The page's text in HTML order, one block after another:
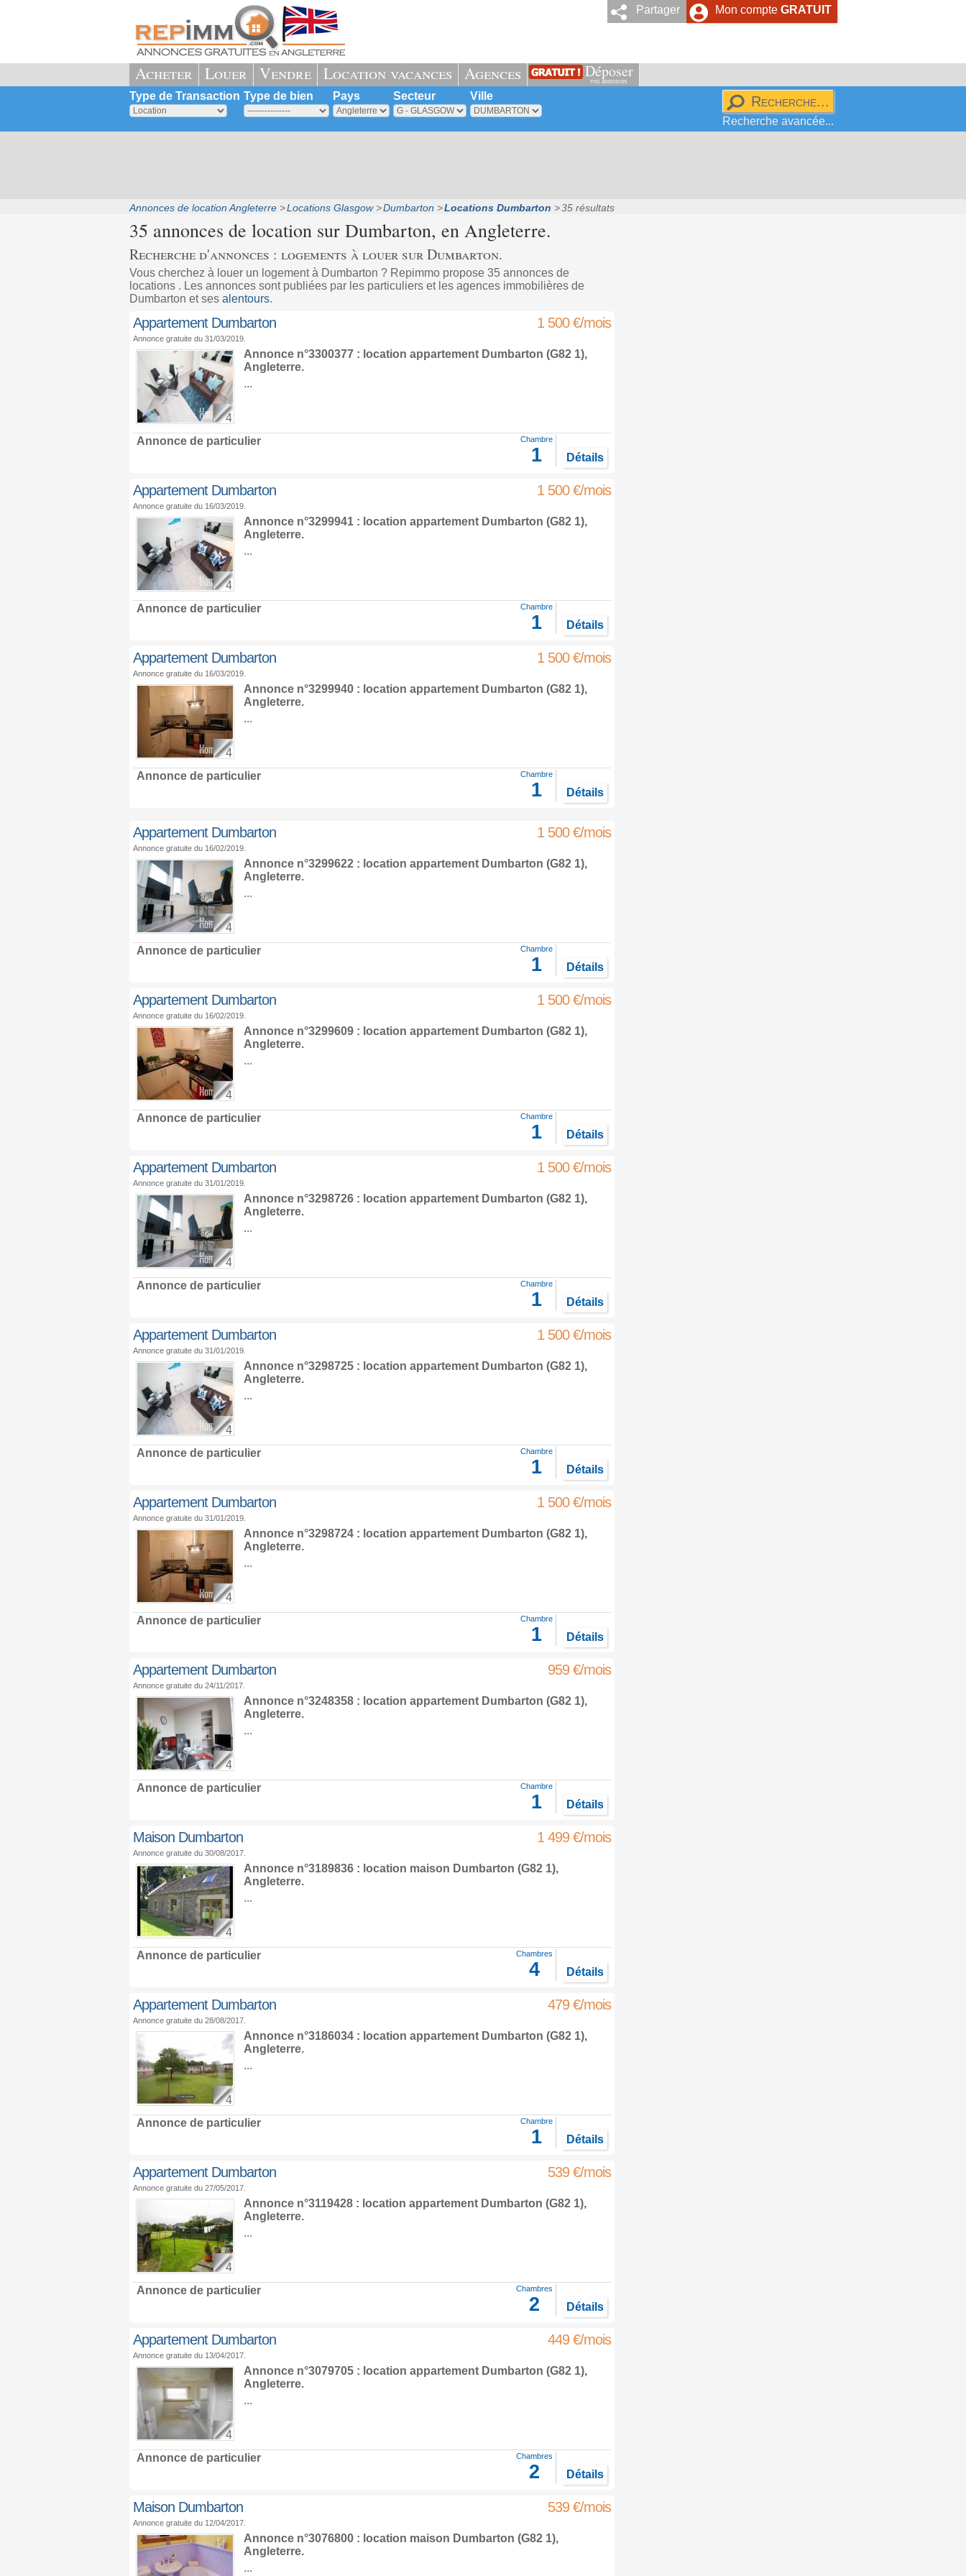
Mon compte GRATUIT
Partager
Acheter Louer Vendre Location vacances Agences Déposer
vos annonces
Type de Transaction Type de bien Pays Secteur Ville
Recherche avancée...
Annonces de location Angleterre Locations Glasgow Dumbarton Locations Dumbarton 35 résultats
35 annonces de location sur Dumbarton, en Angleterre.
Recherche d'annonces : logements à louer sur Dumbarton.
Vous cherchez à louer un logement à Dumbarton ? Repimmo propose 35 annonces de
locations . Les annonces sont publiées par les particuliers et les agences immobilières de
Dumbarton et ses alentours.
Appartement Dumbarton 1 500 €/mois
Annonce gratuite du 31/03/2019.
4
Annonce n°3300377 : location appartement Dumbarton (G82 1),
Angleterre.
...
Annonce de particulier Chambre
1 Détails
Appartement Dumbarton 1 500 €/mois
Annonce gratuite du 16/03/2019.
4
Annonce n°3299941 : location appartement Dumbarton (G82 1),
Angleterre.
...
Annonce de particulier Chambre
1 Détails
Appartement Dumbarton 1 500 €/mois
Annonce gratuite du 16/03/2019.
4
Annonce n°3299940 : location appartement Dumbarton (G82 1),
Angleterre.
...
Annonce de particulier Chambre
1 Détails
Appartement Dumbarton 1 500 €/mois
Annonce gratuite du 16/02/2019.
4
Annonce n°3299622 : location appartement Dumbarton (G82 1),
Angleterre.
...
Annonce de particulier Chambre
1 Détails
Appartement Dumbarton 1 500 €/mois
Annonce gratuite du 16/02/2019.
4
Annonce n°3299609 : location appartement Dumbarton (G82 1),
Angleterre.
...
Annonce de particulier Chambre
1 Détails
Appartement Dumbarton 1 500 €/mois
Annonce gratuite du 31/01/2019.
4
Annonce n°3298726 : location appartement Dumbarton (G82 1),
Angleterre.
...
Annonce de particulier Chambre
1 Détails
Appartement Dumbarton 1 500 €/mois
Annonce gratuite du 31/01/2019.
4
Annonce n°3298725 : location appartement Dumbarton (G82 1),
Angleterre.
...
Annonce de particulier Chambre
1 Détails
Appartement Dumbarton 1 500 €/mois
Annonce gratuite du 31/01/2019.
4
Annonce n°3298724 : location appartement Dumbarton (G82 1),
Angleterre.
...
Annonce de particulier Chambre
1 Détails
Appartement Dumbarton 959 €/mois
Annonce gratuite du 24/11/2017.
4
Annonce n°3248358 : location appartement Dumbarton (G82 1),
Angleterre.
...
Annonce de particulier Chambre
1 Détails
Maison Dumbarton 1 499 €/mois
Annonce gratuite du 30/08/2017.
4
Annonce n°3189836 : location maison Dumbarton (G82 1),
Angleterre.
...
Annonce de particulier Chambres
4 Détails
Appartement Dumbarton 479 €/mois
Annonce gratuite du 28/08/2017.
4
Annonce n°3186034 : location appartement Dumbarton (G82 1),
Angleterre.
...
Annonce de particulier Chambre
1 Détails
Appartement Dumbarton 539 €/mois
Annonce gratuite du 27/05/2017.
4
Annonce n°3119428 : location appartement Dumbarton (G82 1),
Angleterre.
...
Annonce de particulier Chambres
2 Détails
Appartement Dumbarton 449 €/mois
Annonce gratuite du 13/04/2017.
4
Annonce n°3079705 : location appartement Dumbarton (G82 1),
Angleterre.
...
Annonce de particulier Chambres
2 Détails
Maison Dumbarton 539 €/mois
Annonce gratuite du 12/04/2017.
Annonce n°3076800 : location maison Dumbarton (G82 1),
Angleterre.
...